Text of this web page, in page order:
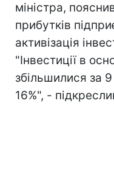
міністра,
прибутків
активізація
"Інвестиції в
збільшилися за
16%", -